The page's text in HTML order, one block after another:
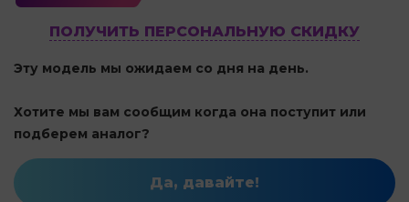
ПОЛУЧИТЬ ПЕРСОНАЛЬНУЮ СКИДКУ
Эту модель мы ожидаем со дня на день.
Хотите мы вам сообщим когда она поступит или
подберем аналог?
Да, давайте!